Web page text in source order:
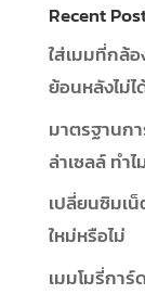
Recent
ใส่เมมที่กล้
ย้อนหลังไม่ไ
มาตรฐานก
ล่าเซลล์ ทำ
เปลี่ยนซิมเ
ใหม่หรือไม่
เมมโมรี่การ์